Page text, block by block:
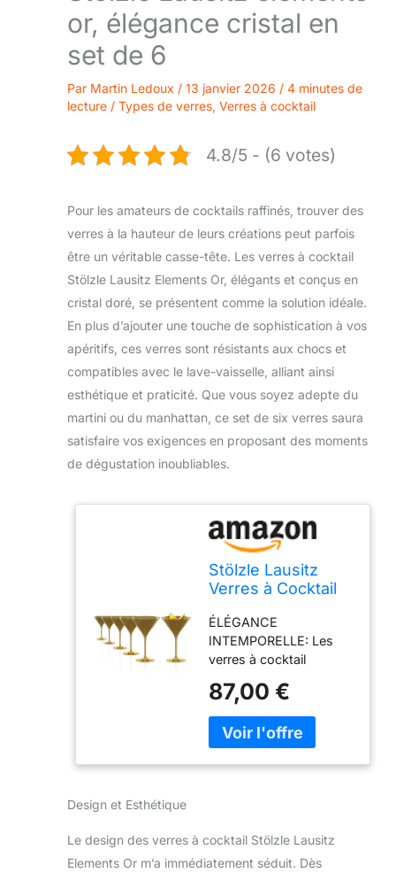
or, élégance cristal en
set de 6
Par Martin Ledoux / 13 janvier 2026 / 4 minutes de
lecture / Types de verres, Verres à cocktail
4.8/5 - (6 votes)
Pour les amateurs de cocktails raffinés, trouver des
verres à la hauteur de leurs créations peut parfois
être un véritable casse-tête. Les verres à cocktail
Stölzle Lausitz Elements Or, élégants et conçus en
cristal doré, se présentent comme la solution idéale.
En plus d’ajouter une touche de sophistication à vos
apéritifs, ces verres sont résistants aux chocs et
compatibles avec le lave-vaisselle, alliant ainsi
esthétique et praticité. Que vous soyez adepte du
martini ou du manhattan, ce set de six verres saura
satisfaire vos exigences en proposant des moments
de dégustation inoubliables.
Stölzle Lausitz
Verres à Cocktail
de 6, 240 ml –
Verres Élégants
Idéals pour Martini
& Manhattan –
Verres Martini en
Cristal Doré –
Résistants au
Chocs
ÉLÉGANCE
INTEMPORELLE: Les
verres à cocktail
Lausitz se distinguent
par leur design simple
et élégant, apportant
une touche raffinée à
chaque cocktail. Idéals
sont un ajout
sophistiqué à toute
87,00 €
Design et Esthétique
Le design des verres à cocktail Stölzle Lausitz
Elements Or m’a immédiatement séduit. Dès